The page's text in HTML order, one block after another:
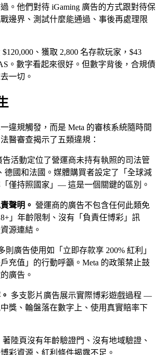
。他們對待 iGaming 廣告的方式跟對待保
邊界、測試什麼能通過、事後再處理限
、獲取 2,800 名存款玩家，$43
。數字看起來很好。但數字背後，合規債
一切。
違規觸發，而是 Meta 的審核系統隨時間
醫審查揭示了五類違規：
告活動定位了營運商未持有執照的司法管
國和法國。媒體購買者設定了「全球減
僅持照國家」— 這是一個關鍵的區別。
聲明。 營運商的廣告不包含任何此類免
」年齡限制、沒有「負責任博彩」訊
源連結。
則廣告使用如「立即存款享 200% 紅利」
充值」的行動呼籲。Meta 的政策禁止鼓
廣告。
多支影片廣告展示實際博彩遊戲過程 —
獎、輪盤落在數字上、使用真實賠率下
著陸頁沒有年齡驗證門、沒有地域驗證、
彩資源、紅利條件揭露不足。